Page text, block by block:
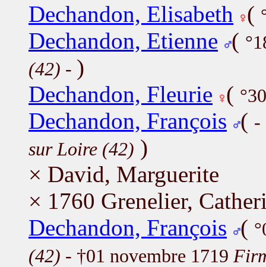
Dechandon, Elisabeth (
Dechandon, Etienne (
(42) - )
Dechandon, Fleurie (
Dechandon, François ( -
sur Loire (42) )
× David, Marguerite
× 1760 Grenelier,
Dechandon, François (
(42) - †01 novembre 1719